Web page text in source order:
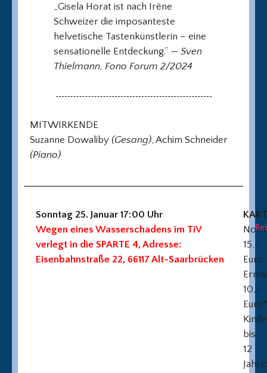
„Gisela Horat ist nach Irène
Schweizer die imposanteste
helvetische Tastenkünstlerin – eine
sensationelle Entdeckung.“ — Sven
Thielmann, Fono Forum 2/2024
MITWIRKENDE
Suzanne Dowaliby (Gesang), Achim Schneider
(Piano)
Sonntag 25. Januar 17:00 Uhr
Wegen eines Wasserschadens im TiV
verlegt in die SPARTE 4, Adresse:
Eisenbahnstraße 22, 66117 Alt-Saarbrücken
15,–
Euro
10,–
Euro*
bis
12
Jahre: